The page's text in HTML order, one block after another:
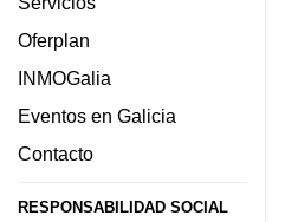
Oferplan
INMOGalia
Eventos en Galicia
Contacto
RESPONSABILIDAD SOCIAL